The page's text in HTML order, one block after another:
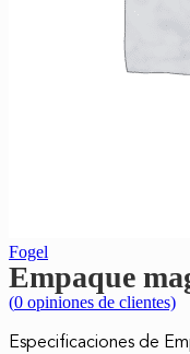
Fogel
Empaque
(0 opiniones de clientes)
Especificaciones de